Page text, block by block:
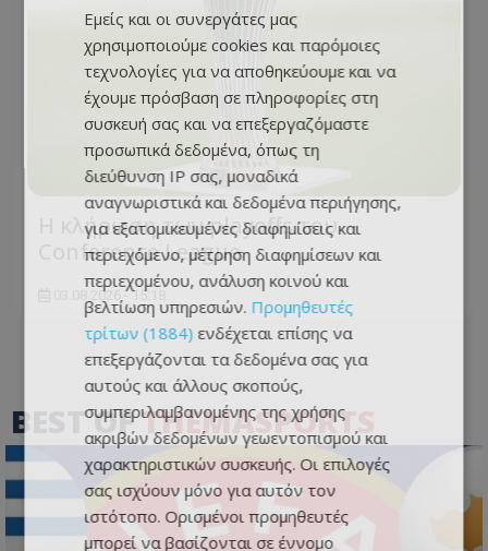
Η κλήρωση των playoffs του
Conference League
03.08.2026 - 15:18
BEST OFTHEMASPORTS
Εμείς και οι συνεργάτες μας
χρησιμοποιούμε cookies και παρόμοιες
τεχνολογίες για να αποθηκεύουμε και να
έχουμε πρόσβαση σε πληροφορίες στη
συσκευή σας και να επεξεργαζόμαστε
προσωπικά δεδομένα, όπως τη
διεύθυνση IP σας, μοναδικά
αναγνωριστικά και δεδομένα περιήγησης,
για εξατομικευμένες διαφημίσεις και
περιεχόμενο, μέτρηση διαφημίσεων και
περιεχομένου, ανάλυση κοινού και
βελτίωση υπηρεσιών. Προμηθευτές
τρίτων (1884) ενδέχεται επίσης να
επεξεργάζονται τα δεδομένα σας για
αυτούς και άλλους σκοπούς,
συμπεριλαμβανομένης της χρήσης
ακριβών δεδομένων γεωεντοπισμού και
χαρακτηριστικών συσκευής. Οι επιλογές
σας ισχύουν μόνο για αυτόν τον
ιστότοπο. Ορισμένοι προμηθευτές
μπορεί να βασίζονται σε έννομο